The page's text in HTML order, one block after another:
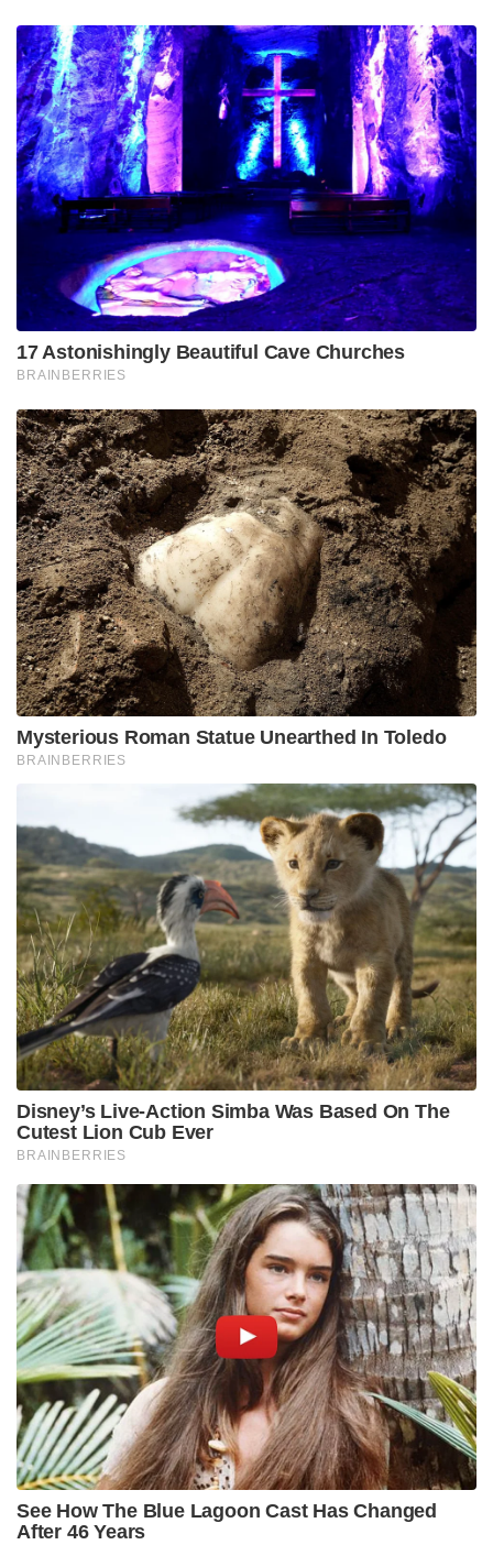
17 Astonishingly Beautiful Cave Churches
BRAINBERRIES
Mysterious Roman Statue Unearthed In Toledo
BRAINBERRIES
Disney’s Live-Action Simba Was Based On The
Cutest Lion Cub Ever
BRAINBERRIES
See How The Blue Lagoon Cast Has Changed
After 46 Years